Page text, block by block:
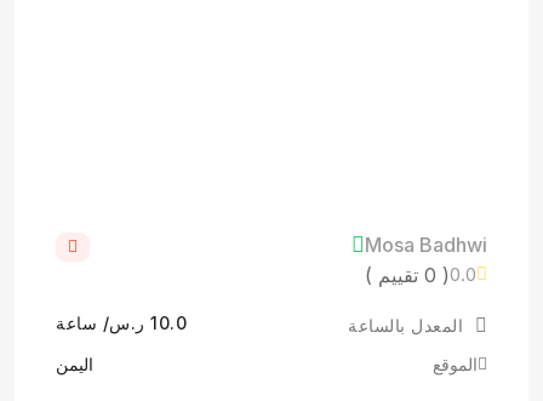
Mosa Badhwi
0.0( 0 تقييم )
المعدل بالساعة
10.0 ر.س/ ساعة
الموقع
اليمن